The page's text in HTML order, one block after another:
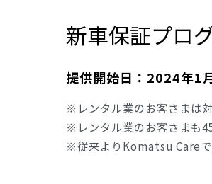
新車保証プロ
提供開始日： 2024年1
※レンタル業のお客さまは対
※レンタル業のお客さまも
※従来よりKomatsu Careで